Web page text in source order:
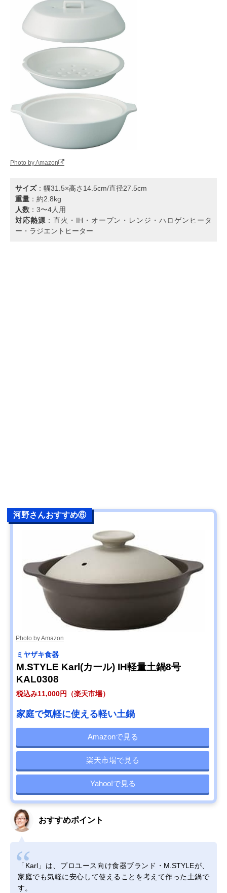
Photo by Amazon
サイズ：幅31.5×高さ14.5cm/直径27.5cm
重量 ：約2.8kg
人数 ：3〜4人用
対応熱源 ：直火・IH・オーブン・レンジ・ハロゲンヒータ
ー・ラジエントヒーター
河野さんおすすめ⑥
Photo by Amazon
ミヤザキ食器
M.STYLE Karl(カール) IH軽量土鍋8号
KAL0308
税込み11,000円（楽天市場）
家庭で気軽に使える軽い土鍋
Amazonで見る
楽天市場で見る
Yahoo!で見る
おすすめポイント
「Karl」は、プロユース向け食器ブランド・M.STYLEが、
家庭でも気軽に安心して使えることを考えて作った土鍋で
す。